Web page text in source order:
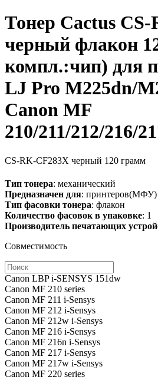
Тонер Cactus
черный флакон
компл.:чип) для
LJ Pro M225dn/
Canon MF
210/211/212/216/
CS-RK-CF283X черный 120 грамм
Тип тонера: механический
Предназначен для: принтеров(МФУ)
Тип фасовки тонера: флакон
Количество фасовок в упаковке: 1
Производитель печатающих
Совместимость
Canon LBP i-SENSYS 151dw
Canon MF 210 series
Canon MF 211 i-Sensys
Canon MF 212 i-Sensys
Canon MF 212w i-Sensys
Canon MF 216 i-Sensys
Canon MF 216n i-Sensys
Canon MF 217 i-Sensys
Canon MF 217w i-Sensys
Canon MF 220 series